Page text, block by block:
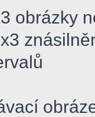
obrázky